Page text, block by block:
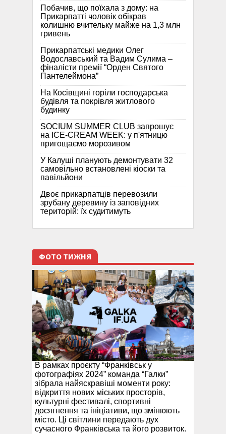
Побачив, що поїхала з дому: на
Прикарпатті чоловік обікрав
колишню вчительку майже на 1,3 млн
гривень
Прикарпатські медики Олег
Водославський та Вадим Сулима –
фіналісти премії “Орден Святого
Пантелеймона”
На Косівщині горіли господарська
будівля та покрівля житлового
будинку
SOCIUM SUMMER CLUB запрошує
на ICE-CREAM WEEK: у п'ятницю
пригощаємо морозивом
У Калуші планують демонтувати 32
самовільно встановлені кіоски та
павільйони
Двоє прикарпатців перевозили
зрубану деревину із заповідних
територій: їх судитимуть
ФОТО ТИЖНЯ
В рамках проєкту “Франківськ у
фотографіях 2024” команда “Галки”
зібрала найяскравіші моменти року:
відкриття нових міських просторів,
культурні фестивалі, спортивні
досягнення та ініціативи, що змінюють
місто. Ці світлини передають дух
сучасного Франківська та його розвиток.